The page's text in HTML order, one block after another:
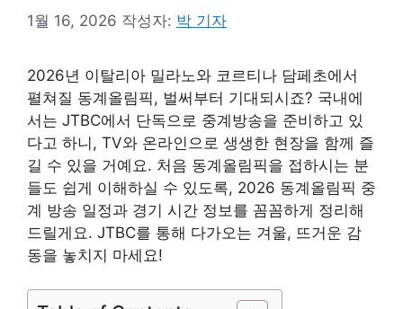
1월 16, 2026 작성자: 박 기자
2026년 이탈리아 밀라노와 코르티나 담페초에서
펼쳐질 동계올림픽, 벌써부터 기대되시죠? 국내에
서는 JTBC에서 단독으로 중계방송을 준비하고 있
다고 하니, TV와 온라인으로 생생한 현장을 함께 즐
길 수 있을 거예요. 처음 동계올림픽을 접하시는 분
들도 쉽게 이해하실 수 있도록, 2026 동계올림픽 중
계 방송 일정과 경기 시간 정보를 꼼꼼하게 정리해
드릴게요. JTBC를 통해 다가오는 겨울, 뜨거운 감
동을 놓치지 마세요!